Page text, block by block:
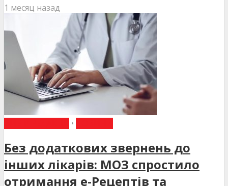
1 месяц назад
•
Без додаткових звернень до
інших лікарів: МОЗ спростило
отримання е-Рецептів та